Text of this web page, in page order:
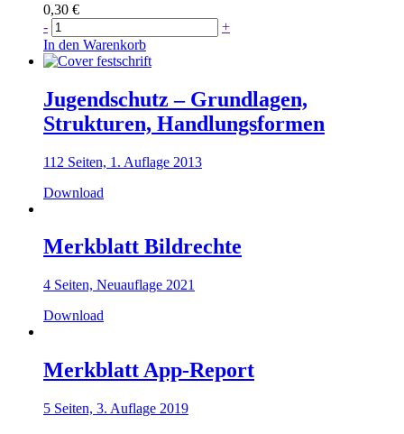
0,30 €
- Tipps
zur
Mediennutzung
+
In den Warenkorb
Jugendschutz – Grundlagen,
Strukturen, Handlungsformen
112 Seiten, 1. Auflage 2013
Download
Merkblatt Bildrechte
4 Seiten, Neuauflage 2021
Download
Merkblatt App-Report
5 Seiten, 3. Auflage 2019